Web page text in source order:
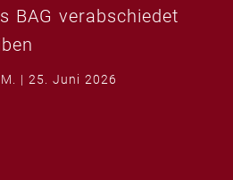
BAG verabschiedet
25. Juni 2026